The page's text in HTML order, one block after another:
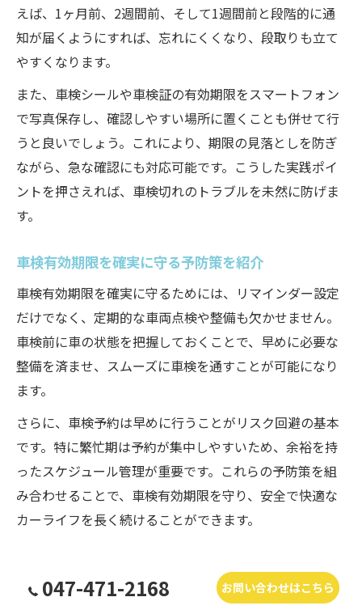
えば、1ヶ月前、2週間前、そして1週間前と段階的に通
知が届くようにすれば、忘れにくくなり、段取りも立て
やすくなります。
また、車検シールや車検証の有効期限をスマートフォン
で写真保存し、確認しやすい場所に置くことも併せて行
うと良いでしょう。これにより、期限の見落としを防ぎ
ながら、急な確認にも対応可能です。こうした実践ポイ
ントを押さえれば、車検切れのトラブルを未然に防げま
す。
車検有効期限を確実に守る予防策を紹介
車検有効期限を確実に守るためには、リマインダー設定
だけでなく、定期的な車両点検や整備も欠かせません。
車検前に車の状態を把握しておくことで、早めに必要な
整備を済ませ、スムーズに車検を通すことが可能になり
ます。
さらに、車検予約は早めに行うことがリスク回避の基本
です。特に繁忙期は予約が集中しやすいため、余裕を持
ったスケジュール管理が重要です。これらの予防策を組
み合わせることで、車検有効期限を守り、安全で快適な
カーライフを長く続けることができます。
047-471-2168 お問い合わせはこちら